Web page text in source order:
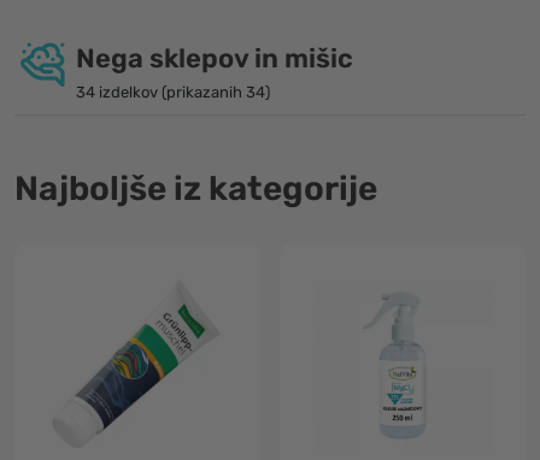
Nega sklepov in mišic
34 izdelkov (prikazanih 34)
Najboljše iz kategorije